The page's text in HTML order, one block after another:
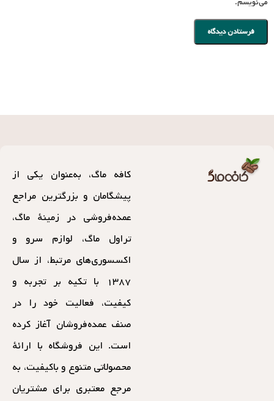
کافه ماگ، به‌عنوان یکی از
پیشگامان و بزرگترین مراجع
عمده‌فروشی در زمینهٔ ماگ،
تراول ماگ، لوازم سرو و
اکسسوری‌های مرتبط، از سال
۱۳۸۷ با تکیه بر تجربه و
کیفیت، فعالیت خود را در
صنف عمده‌فروشان آغاز کرده
است. این فروشگاه با ارائهٔ
محصولاتی متنوع و باکیفیت، به
مرجع معتبری برای مشتریان